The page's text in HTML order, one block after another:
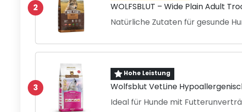
2
WOLFSBLUT – Wide Plain Adult
Natürliche Zutaten für gesunde
3
Hohe Leistung
Wolfsblut VetLine
Ideal für Hunde mit